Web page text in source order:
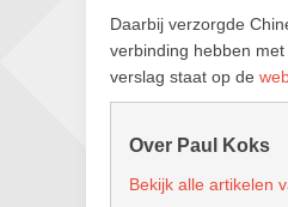
Daarbij verzorgde
verbinding hebben
verslag staat op de
Over Paul Koks
Bekijk alle artikelen